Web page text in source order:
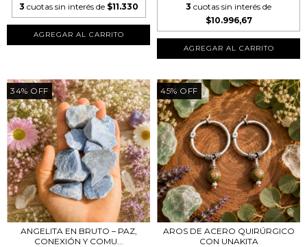
3 cuotas sin interés de $11.330
AGREGAR AL CARRITO
3 cuotas sin interés de
$10.996,67
34% OFF
ANGELITA EN BRUTO – PAZ,
CONEXIÓN Y COMU...
45% OFF
AROS DE ACERO QUIRÚRGICO
CON UNAKITA